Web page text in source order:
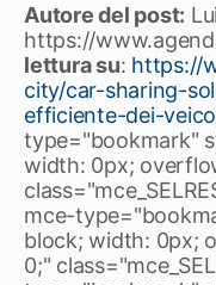
Autore del post:
https://
lettura su: https://
city/car-sharing-
efficiente-dei-
type="bookmark"
width: 0px;
mce-
block; width: 0px;
0;"